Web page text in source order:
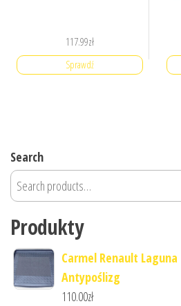
117.99zł
Sprawdź
Search
Produkty
Carmel Renault
Antypoślizg
110.00zł